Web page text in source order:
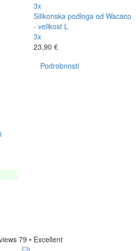
3x
Silikonska podloga od Wacaco
- velikost L
3x
23,90 €
Podrobnosti
79 • Excellent